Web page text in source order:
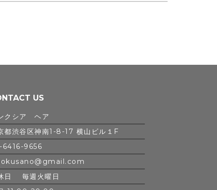
US
クシア ヘア
都渋谷区神南1-8-17 横山ビル１F
6416-9656
日 毎週火曜日